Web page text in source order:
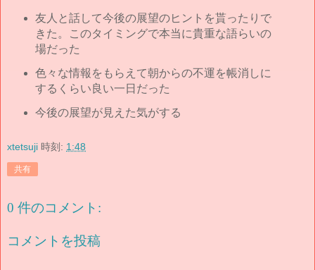
友人と話して今後の展望のヒントを貰ったりで
きた。このタイミングで本当に貴重な語らいの
場だった
色々な情報をもらえて朝からの不運を帳消しに
するくらい良い一日だった
今後の展望が見えた気がする
xtetsuji 時刻: 1:48
共有
0 件のコメント:
コメントを投稿